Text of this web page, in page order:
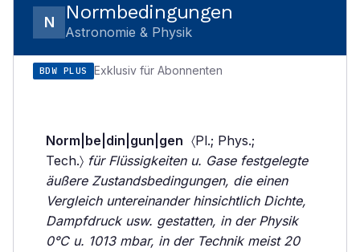
N Normbedingungen
Astronomie & Physik
BDW PLUS Exklusiv für Abonnenten
Norm|be|din|gun|gen 〈Pl.; Phys.;
Tech.〉 für Flüssigkeiten u. Gase festgelegte
äußere Zustandsbedingungen, die einen
Vergleich untereinander hinsichtlich Dichte,
Dampfdruck usw. gestatten, in der Physik
0°C u. 1013 mbar, in der Technik meist 20